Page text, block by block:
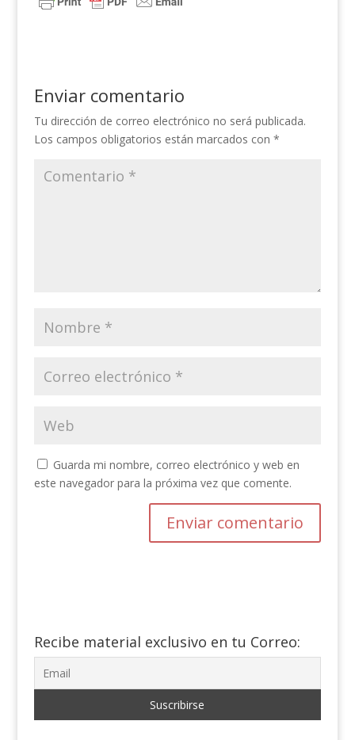
Enviar comentario
Tu dirección de correo electrónico no será publicada.
Los campos obligatorios están marcados con *
Guarda mi nombre, correo electrónico y web en
este navegador para la próxima vez que comente.
Recibe material exclusivo en tu Correo: